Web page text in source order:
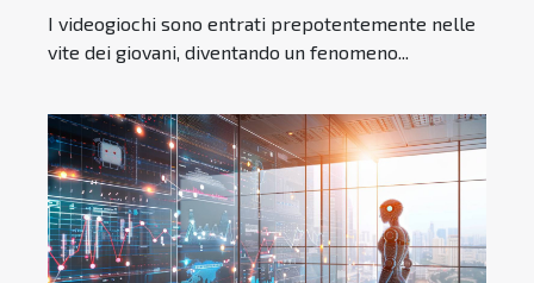
I videogiochi sono entrati prepotentemente nelle
vite dei giovani, diventando un fenomeno...